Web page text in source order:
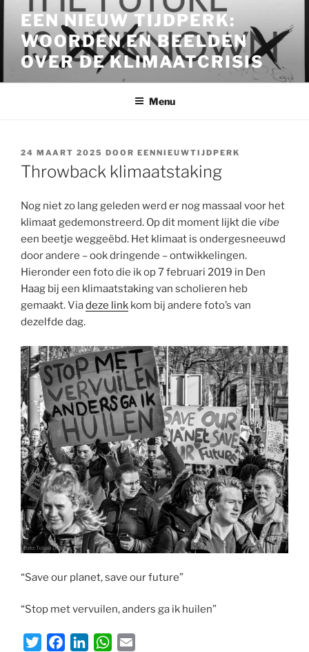
inhoud
EEN NIEUW TIJDPERK:
WOORDEN EN BEELDEN
OVER DE KLIMAATCRISIS
Menu
GEPLAATST
OP
24 MAART 2025 DOOR EENNIEUWTIJDPERK
Throwback klimaatstaking
Nog niet zo lang geleden werd er nog massaal voor het
klimaat gedemonstreerd. Op dit moment lijkt die vibe
een beetje weggeëbd. Het klimaat is ondergesneeuwd
door andere – ook dringende – ontwikkelingen.
Hieronder een foto die ik op 7 februari 2019 in Den
Haag bij een klimaatstaking van scholieren heb
gemaakt. Viadeze link kom bij andere foto’s van
dezelfde dag.
“Save our planet, save our future”
“Stop met vervuilen, anders ga ik huilen”
W